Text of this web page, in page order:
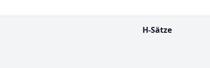
H-Sätze